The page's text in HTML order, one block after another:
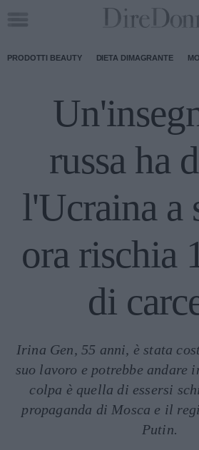
PRODOTTI BEAUTY DIETA DIMAGRANTE
russa ha
l'Ucraina a
ora rischia
di
Irina Gen, 55 anni, è stata
suo lavoro e potrebbe andare
colpa è quella di essersi
propaganda di Mosca e il
Putin.